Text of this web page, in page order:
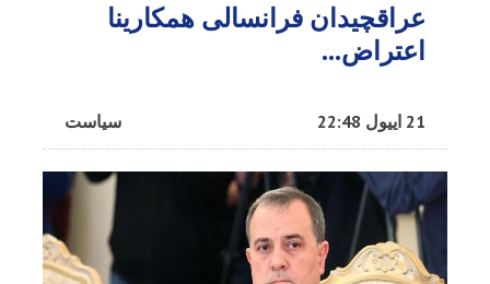
عراقچیدان فرانسالی همکارینا
اعتراض...
سیاست 21 اییول 22:48